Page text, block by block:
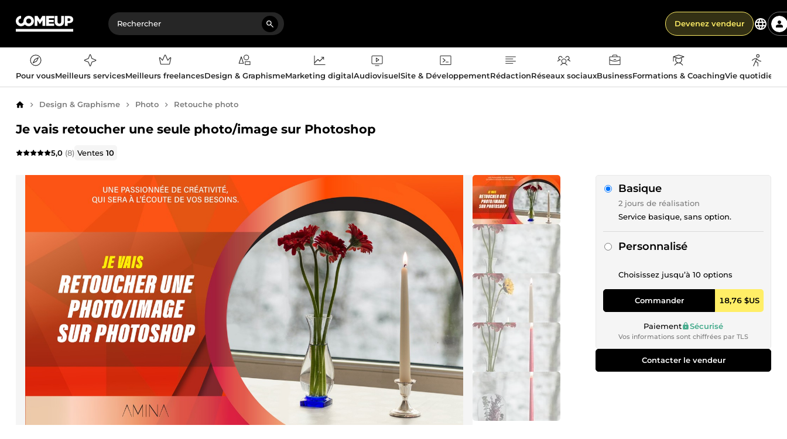
Devenez vendeur
Pour vousMeilleurs servicesMeilleurs freelancesDesign & GraphismeMarketing digitalAudiovisuelSite & DéveloppementRédactionRéseaux sociauxBusinessFormations & CoachingVie
AccueilDesign & Graphisme Photo Retouche photo
Je vais retoucher une seule photo/image sur Photoshop
5,0 (8) Ventes10
Basique
2 jours de réalisation
Service basique, sans option.
Personnalisé
Choisissez jusqu’à 10 options
Commander 18,76 $US
Paiement Sécurisé
Vos informations sont chiffrées par TLS
Contacter le vendeur